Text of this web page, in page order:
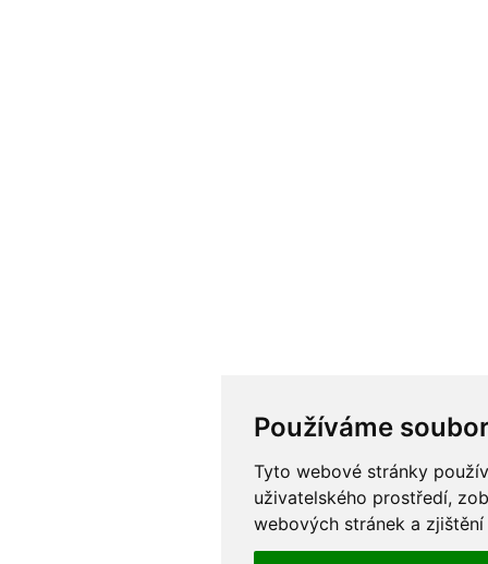
Používáme
Tyto webové stránky
uživatelského prostředí,
webových stránek a